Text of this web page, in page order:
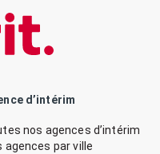
d’intérim
nos agences d’intérim
agences par ville